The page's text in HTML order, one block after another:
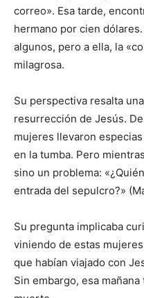
correo». Esa tarde,
hermano por cien
algunos, pero a ella, la
milagrosa.
Su perspectiva resalta
resurrección de Jesús.
mujeres llevaron
en la tumba. Pero
sino un problema:
entrada del sepulcro?»
Su pregunta implicaba
viniendo de estas
que habían viajado con
Sin embargo, esa